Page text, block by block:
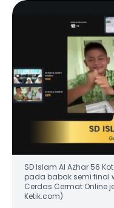
SD Islam Al Azhar 56
pada babak semi final
Cerdas Cermat Online
Ketik.com)